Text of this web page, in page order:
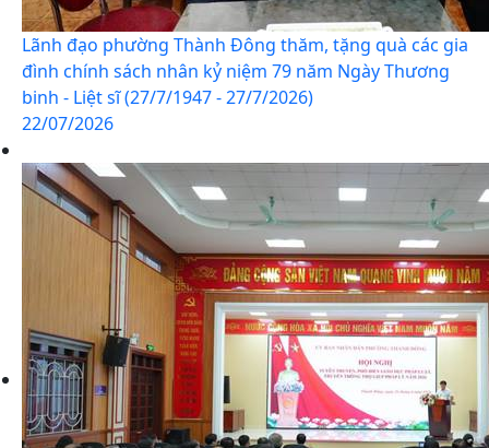
Lãnh đạo phường Thành Đông thăm, tặng quà các gia
đình chính sách nhân kỷ niệm 79 năm Ngày Thương
binh - Liệt sĩ (27/7/1947 - 27/7/2026)
22/07/2026